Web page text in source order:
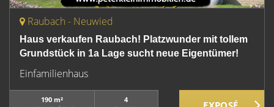
Raubach - Neuwied
Haus verkaufen Raubach! Platzwunder mit tollem
Grundstück in 1a Lage sucht neue Eigentümer!
Einfamilienhaus
190 m²
4